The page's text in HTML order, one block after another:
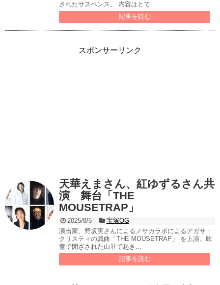
されたサスペンス。 内容はとて...
記事を読む
スポンサーリンク
天華えまさん、紅ゆずるさん共
演 舞台「THE
MOUSETRAP」
2025/8/5
宝塚OG
演出家、野坂実さんによるノサカラボによるアガサ・
クリスティの戯曲「THE MOUSETRAP」 を上演。吹
雪で閉ざされた山荘で起き...
記事を読む